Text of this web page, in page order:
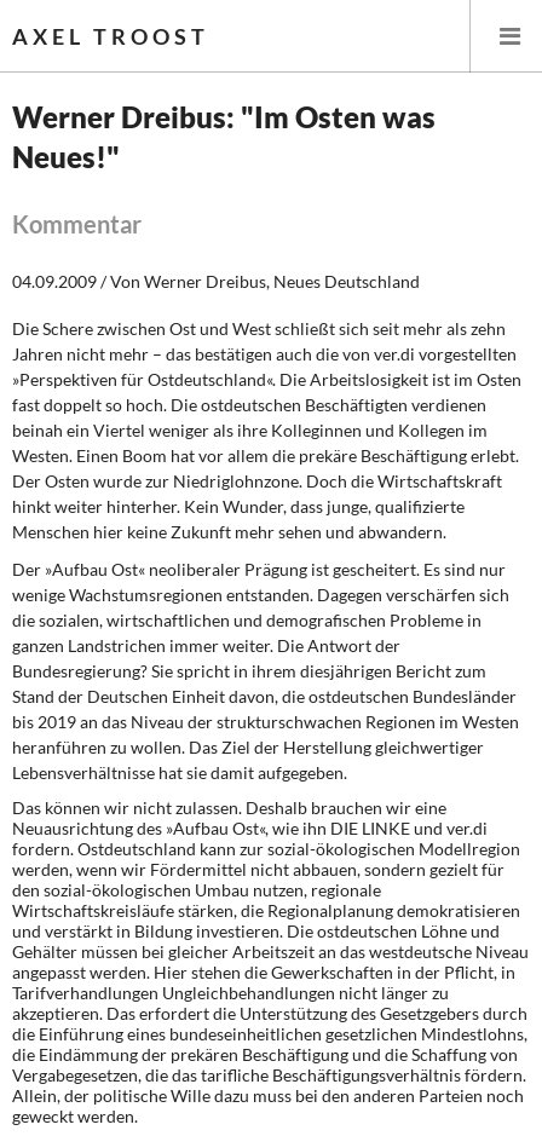
AXEL TROOST
Startseite
Themen
Leitlinien linker Wirtschafts- und Finanzpolitik
Wirtschaftspolitik
Steuer- und Finanzpolitik
Öffentliche Infrastruktur und Daseinsvorsorge
Eurokrise und Griechenland
Weitere Themen
Memo-Gruppe
Institut Solidarische Moderne
Rosa-Luxemburg-Stiftung
Über mich
Kontakt
Werner Dreibus: "Im Osten was
Neues!"
Kommentar
04.09.2009 / Von Werner Dreibus, Neues Deutschland
Die Schere zwischen Ost und West schließt sich seit mehr als zehn
Jahren nicht mehr – das bestätigen auch die von ver.di vorgestellten
»Perspektiven für Ostdeutschland«. Die Arbeitslosigkeit ist im Osten
fast doppelt so hoch. Die ostdeutschen Beschäftigten verdienen
beinah ein Viertel weniger als ihre Kolleginnen und Kollegen im
Westen. Einen Boom hat vor allem die prekäre Beschäftigung erlebt.
Der Osten wurde zur Niedriglohnzone. Doch die Wirtschaftskraft
hinkt weiter hinterher. Kein Wunder, dass junge, qualifizierte
Menschen hier keine Zukunft mehr sehen und abwandern.
Der »Aufbau Ost« neoliberaler Prägung ist gescheitert. Es sind nur
wenige Wachstumsregionen entstanden. Dagegen verschärfen sich
die sozialen, wirtschaftlichen und demografischen Probleme in
ganzen Landstrichen immer weiter. Die Antwort der
Bundesregierung? Sie spricht in ihrem diesjährigen Bericht zum
Stand der Deutschen Einheit davon, die ostdeutschen Bundesländer
bis 2019 an das Niveau der strukturschwachen Regionen im Westen
heranführen zu wollen. Das Ziel der Herstellung gleichwertiger
Lebensverhältnisse hat sie damit aufgegeben.
Das können wir nicht zulassen. Deshalb brauchen wir eine
Neuausrichtung des »Aufbau Ost«, wie ihn DIE LINKE und ver.di
fordern. Ostdeutschland kann zur sozial-ökologischen Modellregion
werden, wenn wir Fördermittel nicht abbauen, sondern gezielt für
den sozial-ökologischen Umbau nutzen, regionale
Wirtschaftskreisläufe stärken, die Regionalplanung demokratisieren
und verstärkt in Bildung investieren. Die ostdeutschen Löhne und
Gehälter müssen bei gleicher Arbeitszeit an das westdeutsche Niveau
angepasst werden. Hier stehen die Gewerkschaften in der Pflicht, in
Tarifverhandlungen Ungleichbehandlungen nicht länger zu
akzeptieren. Das erfordert die Unterstützung des Gesetzgebers durch
die Einführung eines bundeseinheitlichen gesetzlichen Mindestlohns,
die Eindämmung der prekären Beschäftigung und die Schaffung von
Vergabegesetzen, die das tarifliche Beschäftigungsverhältnis fördern.
Allein, der politische Wille dazu muss bei den anderen Parteien noch
geweckt werden.